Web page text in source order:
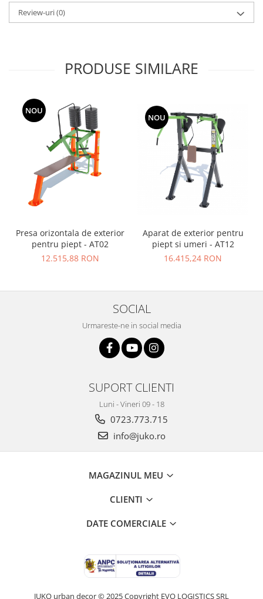
Review-uri(0)
PRODUSE SIMILARE
NOU
Presa orizontala de exterior
pentru piept - AT02
12.515,88 RON
NOU
Aparat de exterior pentru
piept si umeri - AT12
16.415,24 RON
SOCIAL
Urmareste-ne in social media
SUPORT CLIENTI
Luni - Vineri 09 - 18
0723.773.715
info@juko.ro
MAGAZINUL MEU
CLIENTI
DATE COMERCIALE
JUKO urban decor © 2025 Copyright EVO LOGISTICS SRL